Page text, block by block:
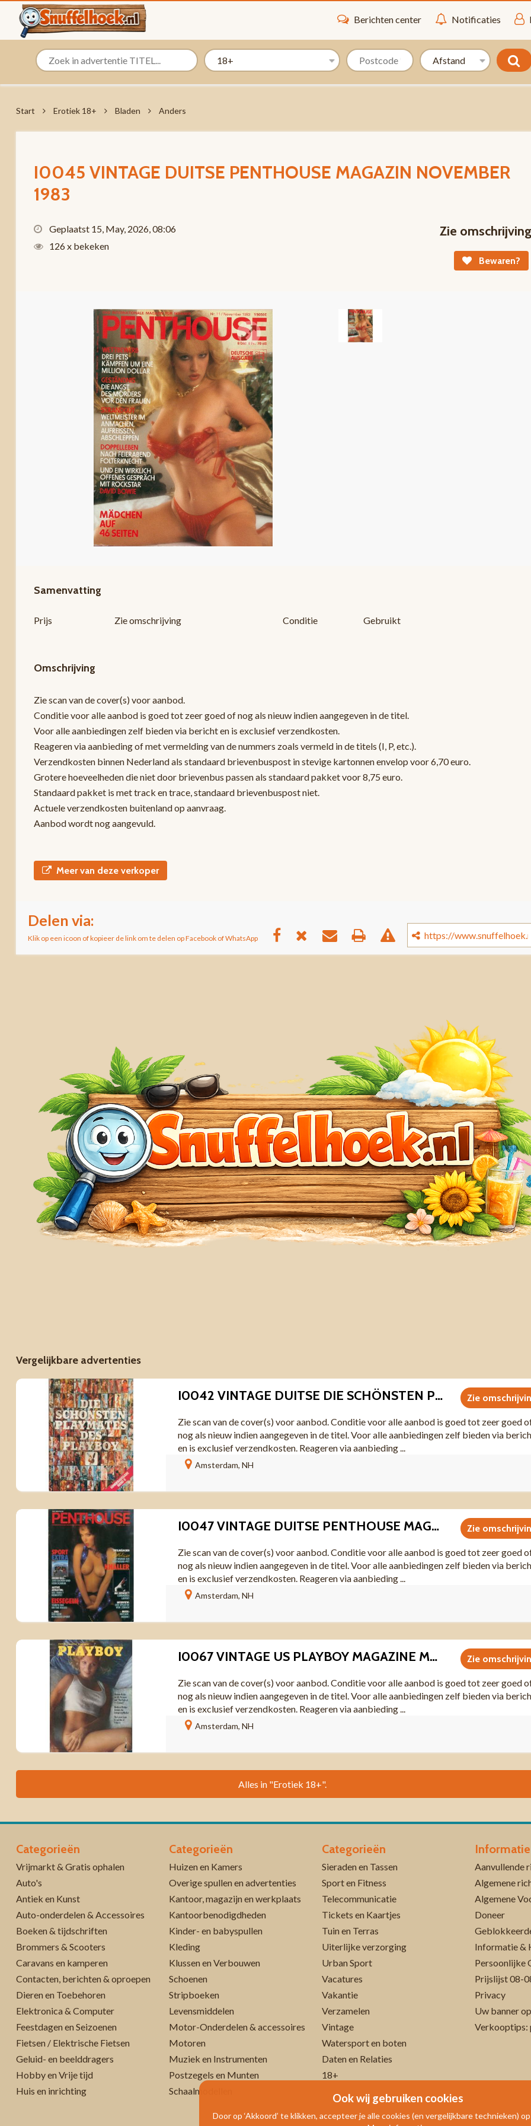
Berichten center Notificaties
Start Erotiek 18+ Bladen Anders
I0045 VINTAGE DUITSE PENTHOUSE MAGAZIN NOVEMBER
1983
Geplaatst 15, May, 2026, 08:06
126 x bekeken
Zie omschrijving
Bewaren?
Samenvatting
Prijs Zie omschrijving Conditie Gebruikt
Omschrijving
Zie scan van de cover(s) voor aanbod.
Conditie voor alle aanbod is goed tot zeer goed of nog als nieuw indien aangegeven in de titel.
Voor alle aanbiedingen zelf bieden via bericht en is exclusief verzendkosten.
Reageren via aanbieding of met vermelding van de nummers zoals vermeld in de titels (I, P, etc.).
Verzendkosten binnen Nederland als standaard brievenbuspost in stevige kartonnen envelop voor 6,70 euro.
Grotere hoeveelheden die niet door brievenbus passen als standaard pakket voor 8,75 euro.
Standaard pakket is met track en trace, standaard brievenbuspost niet.
Actuele verzendkosten buitenland op aanvraag.
Aanbod wordt nog aangevuld.
Meer van deze verkoper
Delen via:
Klik op een icoon of kopieer de link om te delen op Facebook of WhatsApp
Vergelijkbare advertenties
Zie
I0042 VINTAGE DUITSE DIE SCHÖNSTEN PLAYMATES DES PLAYBOY SPECIAL
Zie scan van de cover(s) voor aanbod. Conditie voor alle aanbod is goed tot zeer goed
nog als nieuw indien aangegeven in de titel. Voor alle aanbiedingen zelf bieden via
en is exclusief verzendkosten. Reageren via aanbieding ...
Amsterdam, NH
Zie
I0047 VINTAGE DUITSE PENTHOUSE MAGAZIN DEZEMBER 1984
Zie scan van de cover(s) voor aanbod. Conditie voor alle aanbod is goed tot zeer goed
nog als nieuw indien aangegeven in de titel. Voor alle aanbiedingen zelf bieden via
en is exclusief verzendkosten. Reageren via aanbieding ...
Amsterdam, NH
Zie
I0067 VINTAGE US PLAYBOY MAGAZINE MAY 1975
Zie scan van de cover(s) voor aanbod. Conditie voor alle aanbod is goed tot zeer goed
nog als nieuw indien aangegeven in de titel. Voor alle aanbiedingen zelf bieden via
en is exclusief verzendkosten. Reageren via aanbieding ...
Amsterdam, NH
Alles in "Erotiek 18+".
Categorieën
Vrijmarkt & Gratis ophalen
Auto's
Antiek en Kunst
Auto-onderdelen & Accessoires
Boeken & tijdschriften
Brommers & Scooters
Caravans en kamperen
Contacten, berichten & oproepen
Dieren en Toebehoren
Elektronica & Computer
Feestdagen en Seizoenen
Fietsen / Elektrische Fietsen
Geluid- en beelddragers
Hobby en Vrije tijd
Huis en inrichting
Categorieën
Huizen en Kamers
Overige spullen en advertenties
Kantoor, magazijn en werkplaats
Kantoorbenodigdheden
Kinder- en babyspullen
Kleding
Klussen en Verbouwen
Schoenen
Stripboeken
Levensmiddelen
Motor-Onderdelen & accessoires
Motoren
Muziek en Instrumenten
Postzegels en Munten
Schaalmodellen
Categorieën
Sieraden en Tassen
Sport en Fitness
Telecommunicatie
Tickets en Kaartjes
Tuin en Terras
Uiterlijke verzorging
Urban Sport
Vacatures
Vakantie
Verzamelen
Vintage
Watersport en boten
Daten en Relaties
18+
Informatie
Algemene
Algemene
Doneer
Informatie &
Persoonlijke
Prijslijst 08-
Privacy
Uw banner
Verkooptips:
Ook wij gebruiken cookies
Door op ‘Akkoord’ te klikken, accepteer je alle cookies (en vergelijkbare technieken)